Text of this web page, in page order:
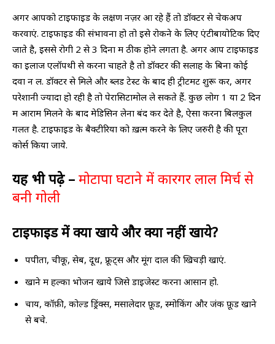
अगर आपको टाइफाइड के लक्षण नज़र आ रहे हैं तो डॉक्टर से चेकअप
करवाएं. टाइफाइड की संभावना हो तो इसे रोकने के लिए एंटीबायोटिक दिए
जाते है, इससे रोगी 2 से 3 दिनों में ठीक होने लगता है. अगर आप टाइफाइड
का इलाज एलॉपथी से करना चाहते है तो डॉक्टर की सलाह के बिना कोई
दवा न लें. डॉक्टर से मिले और ब्लड टेस्ट के बाद ही ट्रीटमेंट शुरू करें, अगर
परेशानी ज्यादा हो रही है तो पेरासिटामोल ले सकते हैं. कुछ लोग 1 या 2 दिन
में आराम मिलने के बाद मेडिसिन लेना बंद कर देते है, ऐसा करना बिलकुल
गलत है. टाइफाइड के बैक्टीरिया को ख़त्म करने के लिए जरुरी है की पूरा
कोर्स किया जाये.
यह भी पढ़े – मोटापा घटाने में कारगर लाल मिर्च से
बनी गोली
टाइफाइड में क्या खाये और क्या नहीं खाये?
पपीता, चीकू, सेब, दूध, फ्रूट्स और मूंग दाल की खिचड़ी खाएं.
खाने में हल्का भोजन खाये जिसे डाइजेस्ट करना आसान हो.
चाय, कॉफ़ी, कोल्ड ड्रिंक्स, मसालेदार फ़ूड, स्मोकिंग और जंक फ़ूड खाने
से बचे.